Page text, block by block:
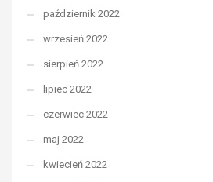
październik 2022
wrzesień 2022
sierpień 2022
lipiec 2022
czerwiec 2022
maj 2022
kwiecień 2022